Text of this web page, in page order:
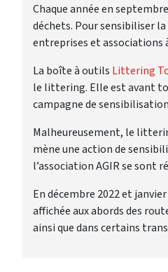
Chaque année en
déchets. Pour sensibiliser
entreprises et associations
La boîte à outils Littering
le littering. Elle est avant
campagne de
Malheureusement, le
mène une action de
l’association AGIR se sont
En décembre 2022 et
affichée aux abords des
ainsi que dans certains